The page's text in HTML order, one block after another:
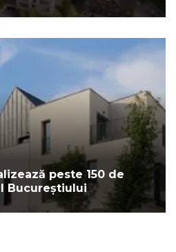
peste 150 de
Bucureștiului